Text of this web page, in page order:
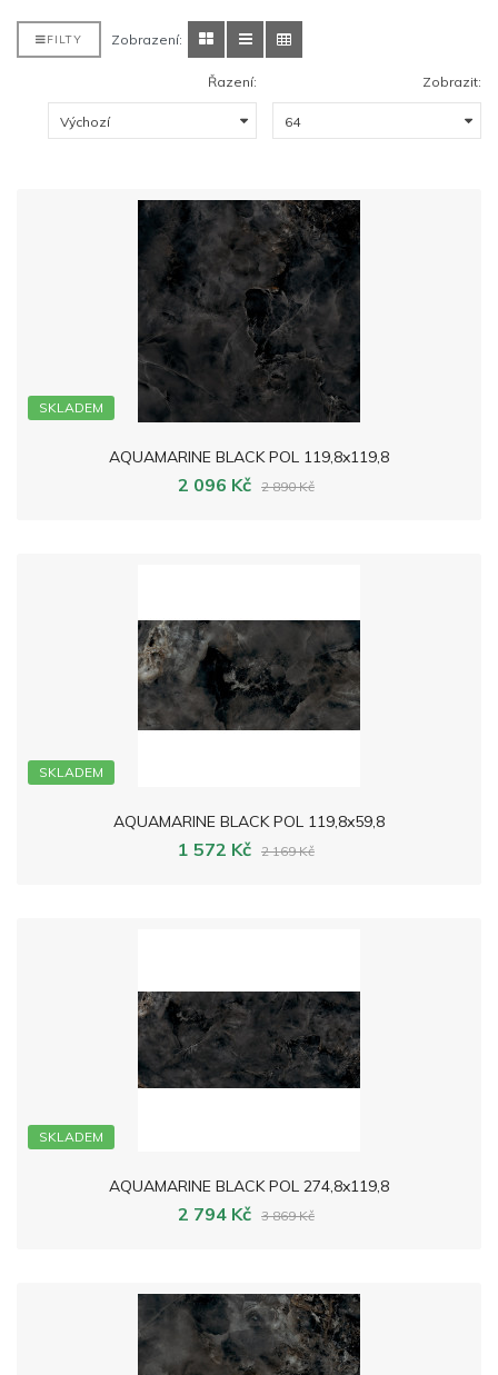
FILTY Zobrazení:
Řazení: Zobrazit:
SKLADEM
AQUAMARINE BLACK POL 119,8x119,8
2 096 Kč 2 890 Kč
SKLADEM
AQUAMARINE BLACK POL 119,8x59,8
1 572 Kč 2 169 Kč
SKLADEM
AQUAMARINE BLACK POL 274,8x119,8
2 794 Kč 3 869 Kč